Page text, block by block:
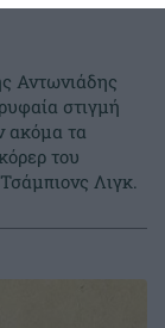
Αντωνιάδης
στιγμή
ακόμα τα
του
Λιγκ.